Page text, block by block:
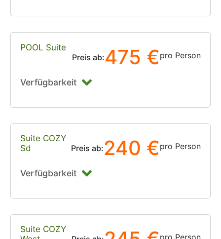
POOL Suite
Preis ab:475 €pro Person
Verfügbarkeit
Suite COZY
Sd
Preis ab:240 €pro Person
Verfügbarkeit
Suite COZY